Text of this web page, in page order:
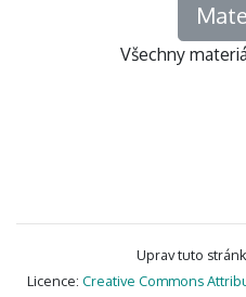
Všechny
Uprav tuto
Licence: Creative Commons